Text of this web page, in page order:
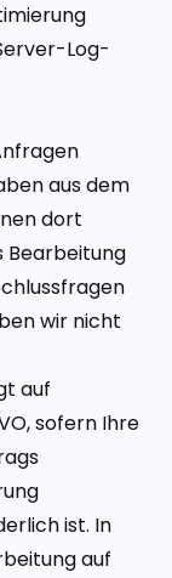
Log-
aus dem
dort
Bearbeitung
wir nicht
auf
sofern Ihre
ist. In
auf